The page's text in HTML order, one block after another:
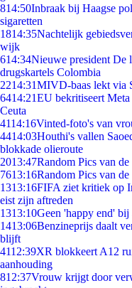
814:50Inbraak bij Haagse
sigaretten
1814:35Nachtelijk
wijk
614:34Nieuwe president De
drugskartels Colombia
2214:31MIVD-baas lekt via
6414:21EU bekritiseert
Ceuta
4114:16Vinted-foto's van
4414:03Houthi's vallen
blokkade olieroute
2013:47Random Pics van
7613:16Random Pics van
1313:16FIFA ziet kritiek op
eist zijn aftreden
1313:10Geen 'happy end'
1413:06Benzineprijs daalt
blijft
4112:39XR blokkeert A12
aanhouding
812:37Vrouw krijgt door